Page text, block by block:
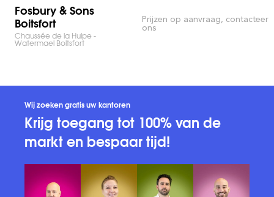
Fosbury & Sons
Boitsfort
Chaussée de la Hulpe -
Watermael Boitsfort
Prijzen op aanvraag, contacteer
ons
Wij zoeken gratis uw kantoren
Krijg toegang tot 100% van de
markt en bespaar tijd!